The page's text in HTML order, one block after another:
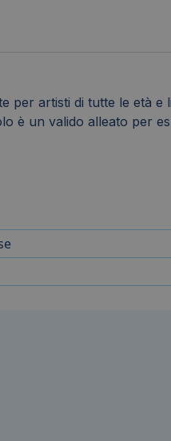
per artisti di tutte le età
è un valido alleato per